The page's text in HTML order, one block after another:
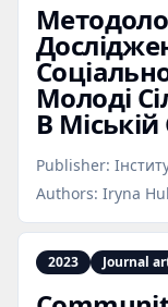
Молоді
В Міській
Publisher:
Authors: Iryna
2023 Journal